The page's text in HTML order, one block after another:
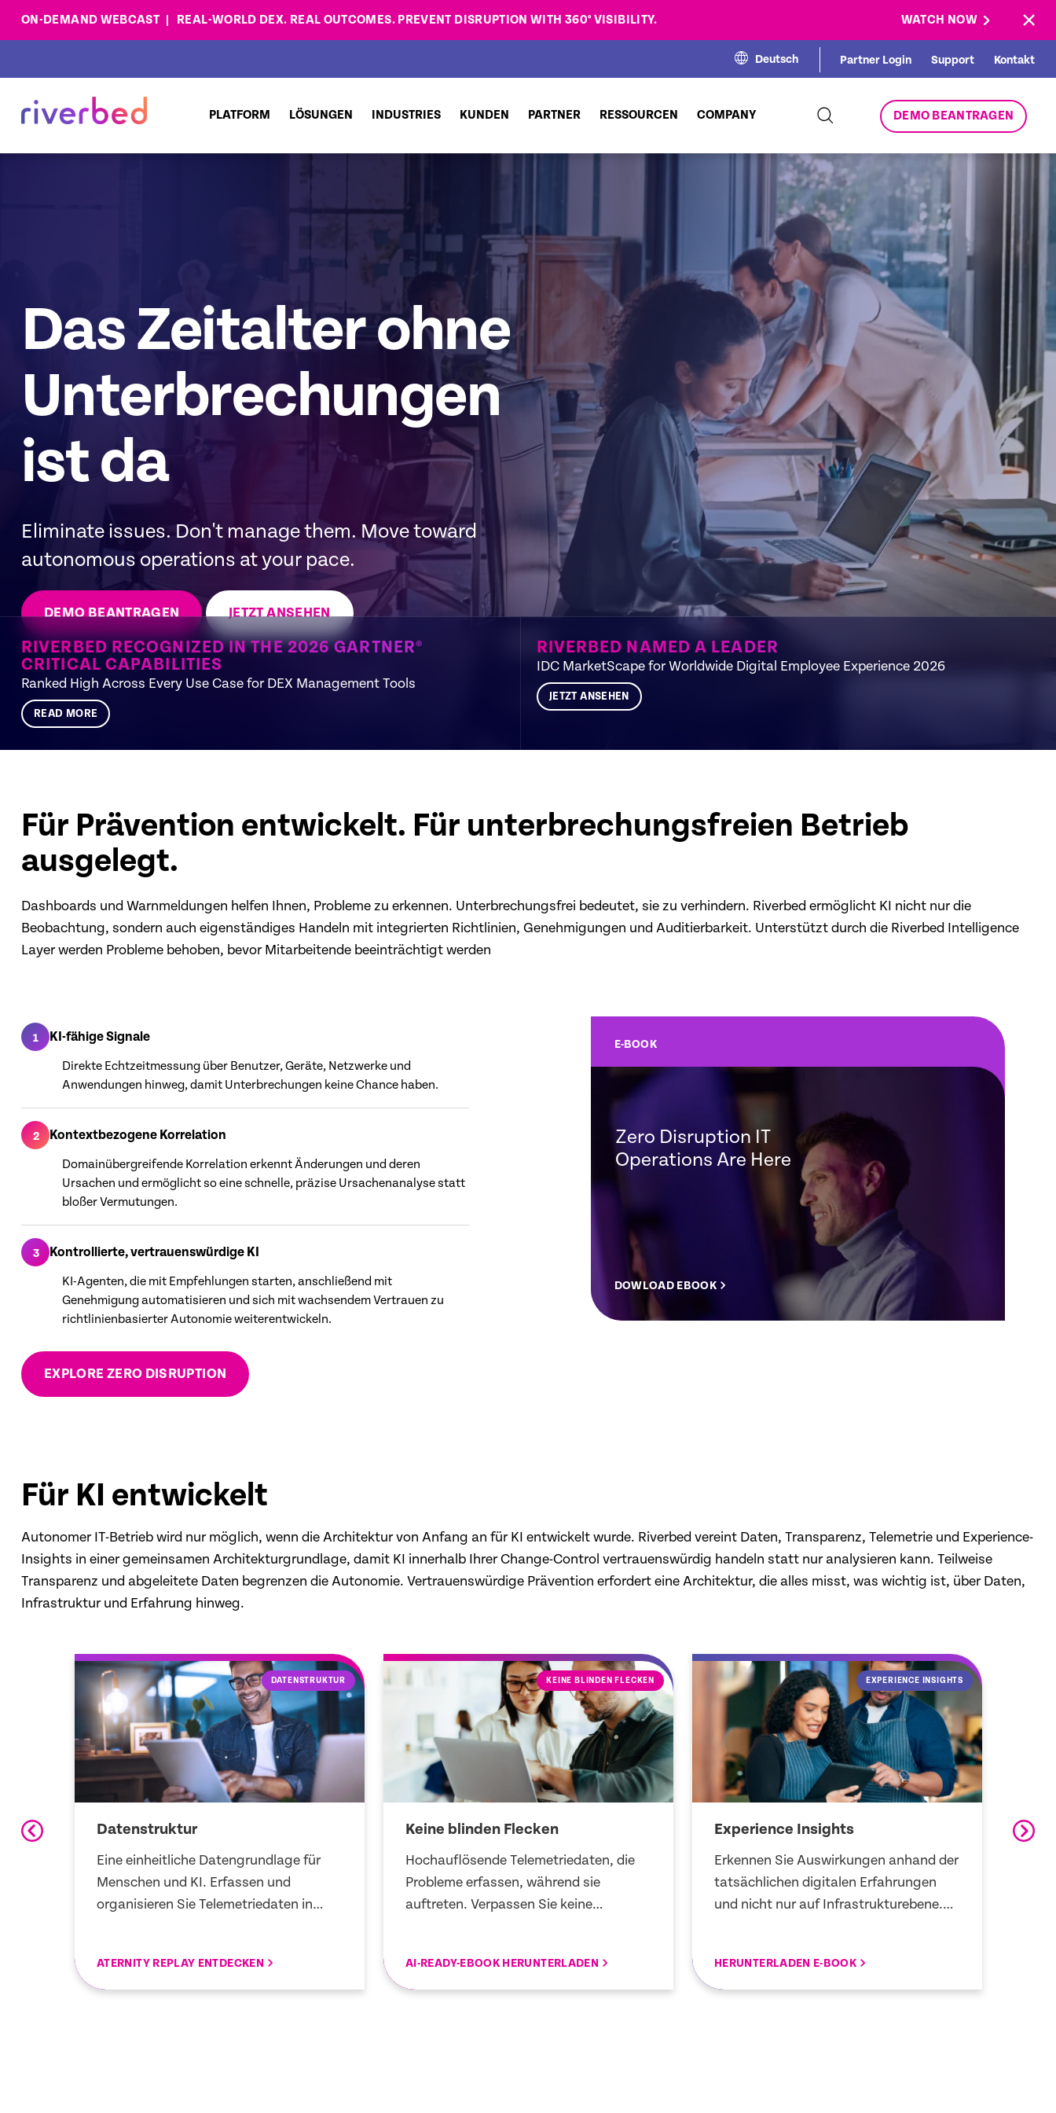
ON-DEMAND WEBCAST REAL-WORLD DEX. REAL OUTCOMES. PREVENT DISRUPTION WITH 360° VISIBILITY. WATCH NOW ×
Deutsch Partner Login Support Kontakt
PLATFORM LÖSUNGEN INDUSTRIES KUNDEN PARTNER RESSOURCEN COMPANY DEMO BEANTRAGEN
Das Zeitalter ohne
Unterbrechungen
ist da
Eliminate issues. Don't manage them. Move toward
autonomous operations at your pace.
DEMO BEANTRAGEN JETZT ANSEHEN
RIVERBED RECOGNIZED IN THE 2026 GARTNER®
CRITICAL CAPABILITIES
Ranked High Across Every Use Case for DEX Management Tools
READ MORE
RIVERBED NAMED A LEADER
IDC MarketScape for Worldwide Digital Employee Experience 2026
JETZT ANSEHEN
Für Prävention entwickelt. Für unterbrechungsfreien Betrieb
ausgelegt.
Dashboards und Warnmeldungen helfen Ihnen, Probleme zu erkennen. Unterbrechungsfrei bedeutet, sie zu verhindern. Riverbed ermöglicht KI nicht nur die
Beobachtung, sondern auch eigenständiges Handeln mit integrierten Richtlinien, Genehmigungen und Auditierbarkeit. Unterstützt durch die Riverbed Intelligence
Layer werden Probleme behoben, bevor Mitarbeitende beeinträchtigt werden
1 KI-fähige Signale
Direkte Echtzeitmessung über Benutzer, Geräte, Netzwerke und
Anwendungen hinweg, damit Unterbrechungen keine Chance haben.
2 Kontextbezogene Korrelation
Domainübergreifende Korrelation erkennt Änderungen und deren
Ursachen und ermöglicht so eine schnelle, präzise Ursachenanalyse statt
bloßer Vermutungen.
3 Kontrollierte, vertrauenswürdige KI
KI-Agenten, die mit Empfehlungen starten, anschließend mit
Genehmigung automatisieren und sich mit wachsendem Vertrauen zu
richtlinienbasierter Autonomie weiterentwickeln.
EXPLORE ZERO DISRUPTION
E-BOOK
Zero Disruption IT
Operations Are Here
DOWLOAD EBOOK
Für KI entwickelt
Autonomer IT-Betrieb wird nur möglich, wenn die Architektur von Anfang an für KI entwickelt wurde. Riverbed vereint Daten, Transparenz, Telemetrie und Experience-
Insights in einer gemeinsamen Architekturgrundlage, damit KI innerhalb Ihrer Change-Control vertrauenswürdig handeln statt nur analysieren kann. Teilweise
Transparenz und abgeleitete Daten begrenzen die Autonomie. Vertrauenswürdige Prävention erfordert eine Architektur, die alles misst, was wichtig ist, über Daten,
Infrastruktur und Erfahrung hinweg.
DATENSTRUKTUR
Datenstruktur
Eine einheitliche Datengrundlage für
Menschen und KI. Erfassen und
organisieren Sie Telemetriedaten in
erkennen und fundiert handeln können.
ATERNITY REPLAY ENTDECKEN
KEINE BLINDEN FLECKEN
Keine blinden Flecken
Hochauflösende Telemetriedaten, die
Probleme erfassen, während sie
auftreten. Verpassen Sie keine
Zeit bis zur Fehlerbehebung.
AI-READY-EBOOK HERUNTERLADEN
EXPERIENCE INSIGHTS
Experience Insights
Erkennen Sie Auswirkungen anhand der
tatsächlichen digitalen Erfahrungen
und nicht nur auf Infrastrukturebene.
Produktivität sinkt.
HERUNTERLADEN E-BOOK